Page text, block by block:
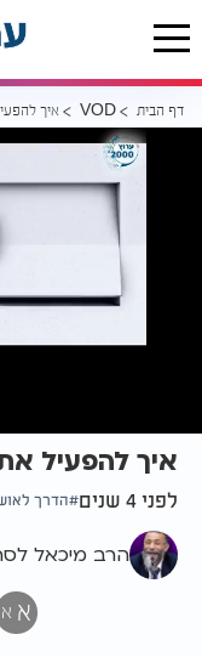
דף הבית VOD איך
איך להפעיל
לפני 4 שנים הדרך
הרב מיכאל
א א